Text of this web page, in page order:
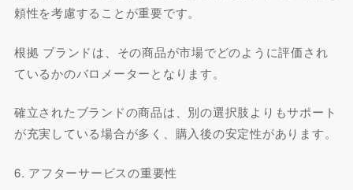
頼性を考慮することが重要です。
根拠 ブランドは、その商品が市場でどのように評価され
ているかのバロメーターとなります。
確立されたブランドの商品は、別の選択肢よりもサポート
が充実している場合が多く、購入後の安定性があります。
6. アフターサービスの重要性